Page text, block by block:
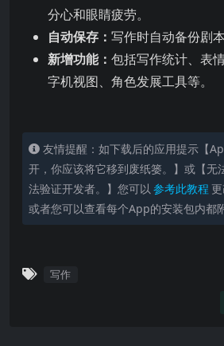
分心和眼睛疲劳。
自动保存： 写作时自动备份剧本
新增功能： 包括写作统计、表
字机视图、角色发展工具等。
友情提醒：如下载后的应用提示【
开，你应该将它移到废纸篓。】或【无
法验证开发者。】您可以 参考此教程
或者您可以查看每个App的安装包内都
写作